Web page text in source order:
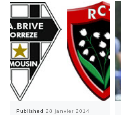
Published 28 janvier 2014